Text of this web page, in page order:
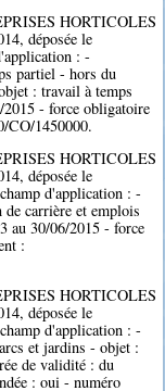
HORTICOLES
déposée le
: -
partiel - hors du
: travail à temps
- force obligatoire
CO/1450000.
HORTICOLES
déposée le
d'application : -
carrière et emplois
au 30/06/2015 - force
:
HORTICOLES
déposée le
d'application : -
et jardins - objet :
de validité : du
: oui - numéro